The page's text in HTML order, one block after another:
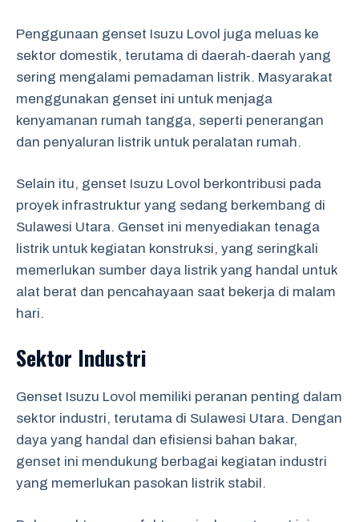
Penggunaan genset Isuzu Lovol juga meluas ke
sektor domestik, terutama di daerah-daerah yang
sering mengalami pemadaman listrik. Masyarakat
menggunakan genset ini untuk menjaga
kenyamanan rumah tangga, seperti penerangan
dan penyaluran listrik untuk peralatan rumah.
Selain itu, genset Isuzu Lovol berkontribusi pada
proyek infrastruktur yang sedang berkembang di
Sulawesi Utara. Genset ini menyediakan tenaga
listrik untuk kegiatan konstruksi, yang seringkali
memerlukan sumber daya listrik yang handal untuk
alat berat dan pencahayaan saat bekerja di malam
hari.
Sektor Industri
Genset Isuzu Lovol memiliki peranan penting dalam
sektor industri, terutama di Sulawesi Utara. Dengan
daya yang handal dan efisiensi bahan bakar,
genset ini mendukung berbagai kegiatan industri
yang memerlukan pasokan listrik stabil.